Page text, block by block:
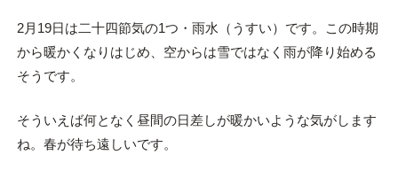
2月19日は二十四節気の1つ・雨水（うすい）です。この時期
から暖かくなりはじめ、空からは雪ではなく雨が降り始める
そうです。
そういえば何となく昼間の日差しが暖かいような気がします
ね。春が待ち遠しいです。